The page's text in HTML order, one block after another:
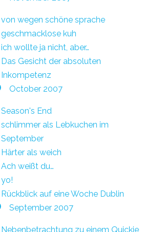
von wegen schöne sprache
geschmacklose kuh
ich wollte ja nicht, aber…
Das Gesicht der absoluten
Inkompetenz
October 2007
Season's End
schlimmer als Lebkuchen im
September
Härter als weich
Ach weißt du…
yo!
Rückblick auf eine Woche Dublin
September 2007
Nebenbetrachtung zu einem Quickie